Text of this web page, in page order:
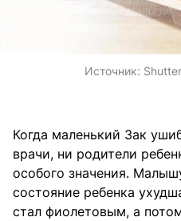
Источник:
Когда маленький Зак
врачи, ни родители
особого значения.
состояние ребенка
стал фиолетовым, а